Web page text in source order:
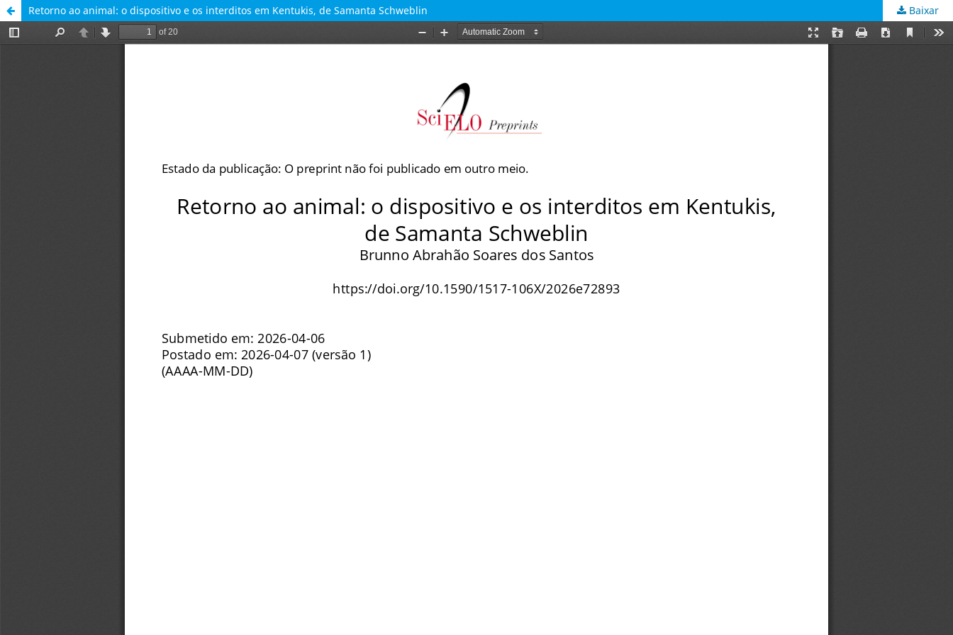
Retorno ao animal: o dispositivo e os interditos em Kentukis, de Samanta Schweblin Baixar